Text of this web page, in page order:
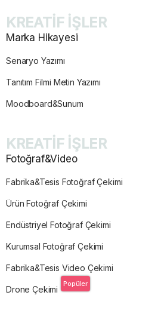
KREATİF İŞLER
Marka Hikayesi
Senaryo Yazımı
Tanıtım Filmi Metin Yazımı
Moodboard&Sunum
KREATİF İŞLER
Fotoğraf&Video
Fabrika&Tesis Fotoğraf Çekimi
Ürün Fotoğraf Çekimi
Endüstriyel Fotoğraf Çekimi
Kurumsal Fotoğraf Çekimi
Fabrika&Tesis Video Çekimi
Drone Çekimi
Popüler